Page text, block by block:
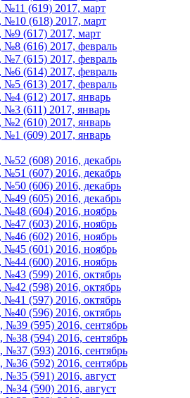
№11 (619) 2017, март
№10 (618) 2017, март
№9 (617) 2017, март
№8 (616) 2017, февраль
№7 (615) 2017, февраль
№6 (614) 2017, февраль
№5 (613) 2017, февраль
№4 (612) 2017, январь
№3 (611) 2017, январь
№2 (610) 2017, январь
№1 (609) 2017, январь
№52 (608) 2016, декабрь
№51 (607) 2016, декабрь
№50 (606) 2016, декабрь
№49 (605) 2016, декабрь
№48 (604) 2016, ноябрь
№47 (603) 2016, ноябрь
№46 (602) 2016, ноябрь
№45 (601) 2016, ноябрь
№44 (600) 2016, ноябрь
№43 (599) 2016, октябрь
№42 (598) 2016, октябрь
№41 (597) 2016, октябрь
№40 (596) 2016, октябрь
№39 (595) 2016, сентябрь
№38 (594) 2016, сентябрь
№37 (593) 2016, сентябрь
№36 (592) 2016, сентябрь
№35 (591) 2016, август
№34 (590) 2016, август